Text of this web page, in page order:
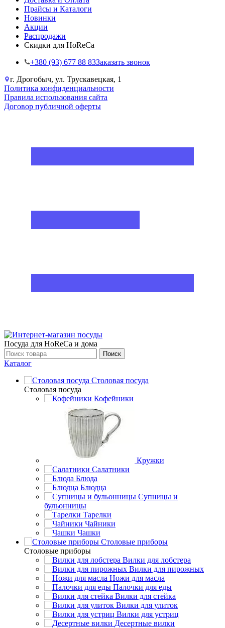
Прайсы и Каталоги
Новинки
Акции
Распродажи
Скидки для HoReCa
+38‎0 (93) 677 88 83Заказать звонок
г. Дрогобыч, ул. Трускавецкая, 1
Политика конфиденциальности
Правила использования сайта
Договор публичной оферты
Посуда для HoReCa и дома
Поиск
Каталог
Столовая посуда
Столовая посуда
Кофейники
Кружки
Салатники
Блюда
Блюдца
Супницы и
бульонницы
Тарелки
Чайники
Чашки
Cтоловые приборы
Cтоловые приборы
Вилки для лобстера
Вилки для пирожных
Ножи для масла
Палочки для еды
Вилки для стейка
Вилки для улиток
Вилки для устриц
Десертные вилки